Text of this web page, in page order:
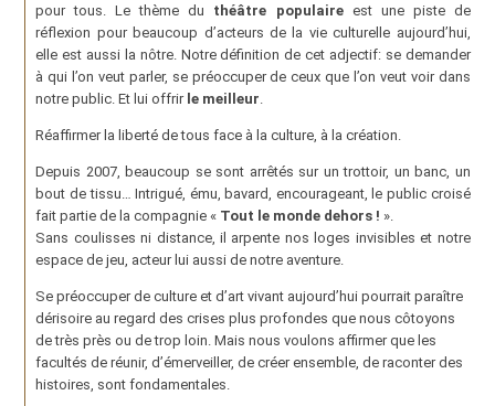
pour tous. Le thème du théâtre populaireest une piste de
réflexion pour beaucoup d’acteurs de la vie culturelle aujourd’hui,
elle est aussi la nôtre. Notre définition de cet adjectif: se demander
à qui l’on veut parler, se préoccuper de ceux que l’on veut voir dans
notre public. Et lui offrir le meilleur
Réaffirmer la liberté de tous face à la culture, à la création.
Depuis 2007, beaucoup se sont arrêtés sur un trottoir, un banc, un
bout de tissu… Intrigué, ému, bavard, encourageant, le public croisé
fait partie de la compagnie « Tout le monde dehors ! ».
Sans coulisses ni distance, il arpente nos loges invisibles et notre
espace de jeu, acteur lui aussi de notre aventure.
Se préoccuper de culture et d’art vivant aujourd’hui pourrait paraître
dérisoire au regard des crises plus profondes que nous côtoyons
de très près ou de trop loin. Mais nous voulons affirmer que les
facultés de réunir, d’émerveiller, de créer ensemble, de raconter des
histoires, sont fondamentales.